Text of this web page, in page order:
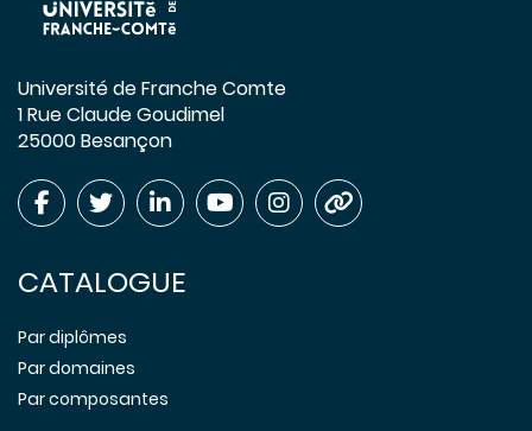
Université de Franche Comte
1 Rue Claude Goudimel
25000 Besançon
CATALOGUE
Par diplômes
Par domaines
Par composantes